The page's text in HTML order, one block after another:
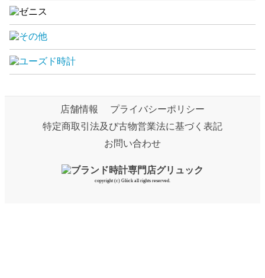
店舗情報
プライバシーポリシー
特定商取引法及び古物営業法に基づく表記
お問い合わせ
copyright (c) Glück all rights reserved.